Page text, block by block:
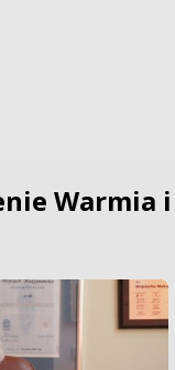
Warmia i